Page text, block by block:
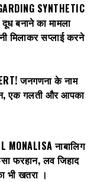
SYNTHETIC
बनाने का मामला
मिलाकर सप्लाई करने
जनगणना के नाम
एक गलती और आपका
MONALISA नाबालिग
फरहान, लव जिहाद
भी खतरा ।